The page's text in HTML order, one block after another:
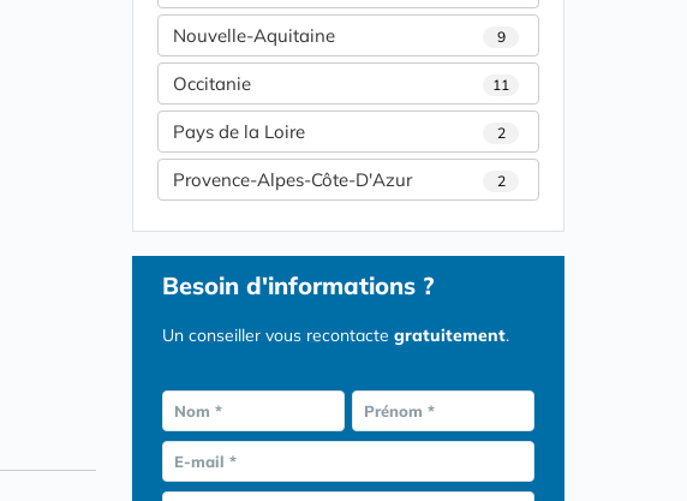
Nouvelle-Aquitaine 9
Occitanie 11
Pays de la Loire 2
Provence-Alpes-Côte-D'Azur 2
Besoin d'informations ?
Un conseiller vous recontacte gratuitement.
Nom * Prénom *
E-mail *